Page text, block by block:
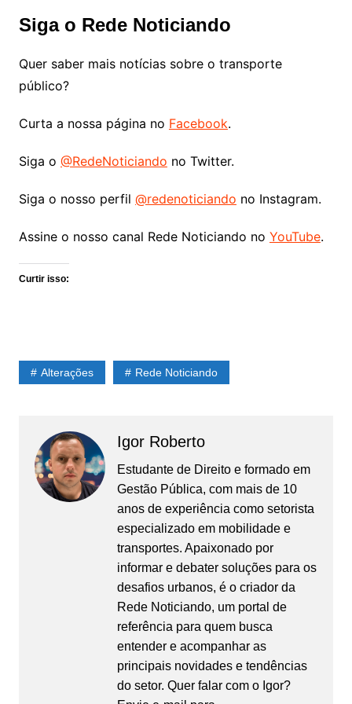
Siga o Rede Noticiando
Quer saber mais notícias sobre o transporte
público?
Curta a nossa página no Facebook.
Siga o @RedeNoticiando no Twitter.
Siga o nosso perfil @redenoticiando no Instagram.
Assine o nosso canal Rede Noticiando no YouTube.
Curtir isso:
Alterações Rede Noticiando
Igor Roberto
Estudante de Direito e formado em
Gestão Pública, com mais de 10
anos de experiência como setorista
especializado em mobilidade e
transportes. Apaixonado por
informar e debater soluções para os
desafios urbanos, é o criador da
Rede Noticiando, um portal de
referência para quem busca
entender e acompanhar as
principais novidades e tendências
do setor. Quer falar com o Igor?